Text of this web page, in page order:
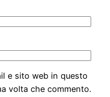
e sito web in questo
volta che commento.